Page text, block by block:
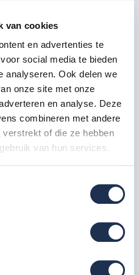
van cookies
en advertenties te
social media te bieden
analyseren. Ook delen we
onze site met onze
en analyse. Deze
combineren met andere
of die ze hebben
van hun services.
schoor 250
30327
schoor 250
30322
300 cm
40213